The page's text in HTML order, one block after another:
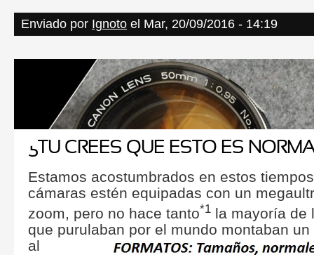
Enviado por Ignoto el Mar, 20/09/2016 - 14:19
¿TU CREES QUE ESTO ES
Estamos acostumbrados en estos
cámaras estén equipadas con un
zoom, pero no hace tanto*1 la mayoría de
que purulaban por el mundo montaban un
al